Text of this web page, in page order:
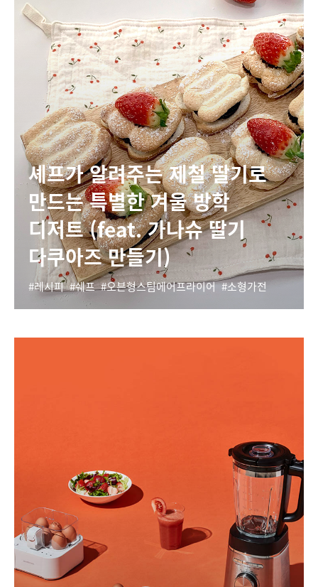
셰프가 알려주는 제철 딸기로
만드는 특별한 겨울 방학
디저트 (feat. 가나슈 딸기
다쿠아즈 만들기)
레시피 쉐프 오븐형스팀에어프라이어 소형가전